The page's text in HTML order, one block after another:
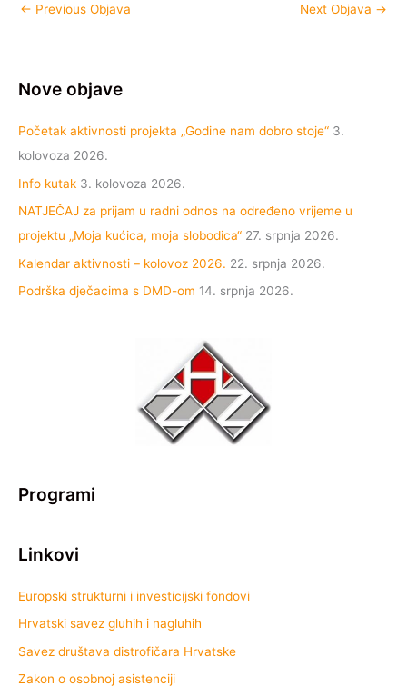
← Previous Objava Next Objava →
Nove objave
Početak aktivnosti projekta „Godine nam dobro stoje“ 3.
kolovoza 2026.
Info kutak 3. kolovoza 2026.
NATJEČAJ za prijam u radni odnos na određeno vrijeme u
projektu „Moja kućica, moja slobodica“ 27. srpnja 2026.
Kalendar aktivnosti – kolovoz 2026. 22. srpnja 2026.
Podrška dječacima s DMD-om 14. srpnja 2026.
Programi
Linkovi
Europski strukturni i investicijski fondovi
Hrvatski savez gluhih i nagluhih
Savez društava distrofičara Hrvatske
Zakon o osobnoj asistenciji